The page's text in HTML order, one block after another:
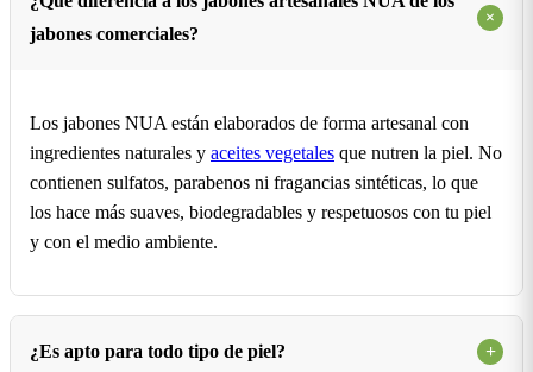
jabones comerciales?
+
Los jabones NUA están elaborados de forma artesanal con
ingredientes naturales y aceites vegetales que nutren la piel. No
contienen sulfatos, parabenos ni fragancias sintéticas, lo que
los hace más suaves, biodegradables y respetuosos con tu piel
y con el medio ambiente.
¿Es apto para todo tipo de piel? +